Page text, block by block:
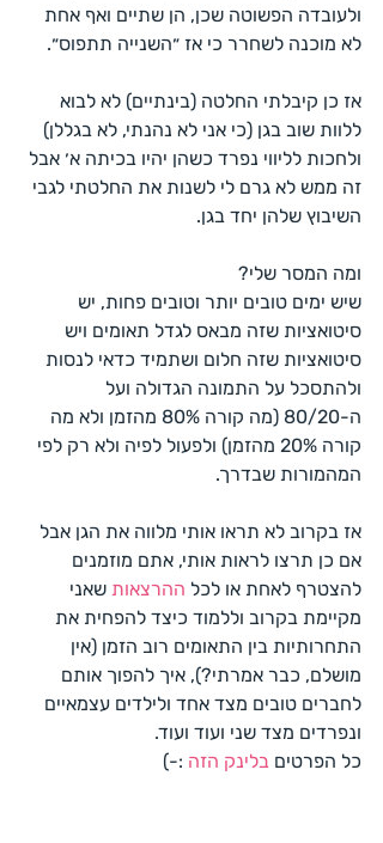
ולעובדה הפשוטה שכן, הן שתיים ואף אחת
לא מוכנה לשחרר כי אז ״השנייה תתפוס״.
אז כן קיבלתי החלטה (בינתיים) לא לבוא
ללוות שוב בגן (כי אני לא נהנתי, לא בגללן)
ולחכות לליווי נפרד כשהן יהיו בכיתה א׳ אבל
זה ממש לא גרם לי לשנות את החלטתי לגבי
השיבוץ שלהן יחד בגן.
ומה המסר שלי?
שיש ימים טובים יותר וטובים פחות, יש
סיטואציות שזה מבאס לגדל תאומים ויש
סיטואציות שזה חלום ושתמיד כדאי לנסות
ולהתסכל על התמונה הגדולה ועל
ה-80/20 (מה קורה 80% מהזמן ולא מה
קורה 20% מהזמן) ולפעול לפיה ולא רק לפי
המהמורות שבדרך.
אז בקרוב לא תראו אותי מלווה את הגן אבל
אם כן תרצו לראות אותי, אתם מוזמנים
להצטרף לאחת או לכל ההרצאות שאני
מקיימת בקרוב וללמוד כיצד להפחית את
התחרותיות בין התאומים רוב הזמן (אין
מושלם, כבר אמרתי?), איך להפוך אותם
לחברים טובים מצד אחד ולילדים עצמאיים
ונפרדים מצד שני ועוד ועוד.
כל הפרטים בלינק הזה :-)